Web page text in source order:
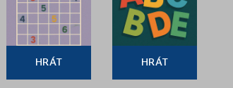
HRÁT HRÁT